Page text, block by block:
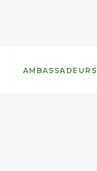
AMBASSADEURS